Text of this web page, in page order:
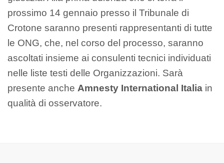
prossimo 14 gennaio presso il Tribunale di
Crotone saranno presenti rappresentanti di tutte
le ONG, che, nel corso del processo, saranno
ascoltati insieme ai consulenti tecnici individuati
nelle liste testi delle Organizzazioni. Sarà
presente anche Amnesty International Italia in
qualità di osservatore.